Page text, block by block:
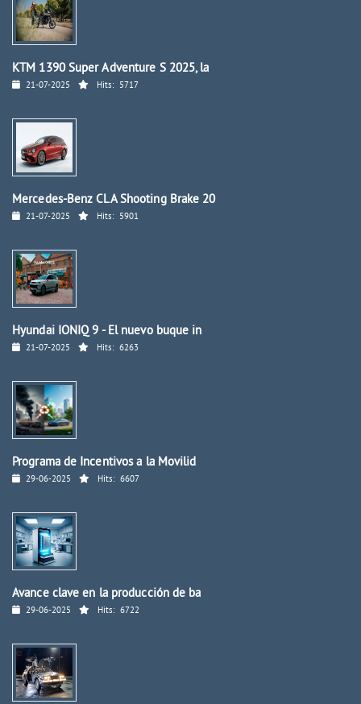
KTM 1390 Super Adventure S 2025, la
21-07-2025 Hits: 5717
Mercedes-Benz CLA Shooting Brake 20
21-07-2025 Hits: 5901
Hyundai IONIQ 9 - El nuevo buque in
21-07-2025 Hits: 6263
Programa de Incentivos a la Movilid
29-06-2025 Hits: 6607
Avance clave en la producción de ba
29-06-2025 Hits: 6722